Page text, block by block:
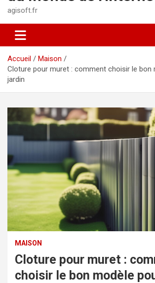
agisoft.fr
Accueil
Maison
Cloture pour muret : comment choisir le bon
jardin
MAISON
Cloture pour muret :
choisir le bon modèle